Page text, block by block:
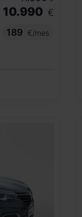
10.990 €
189
€/mes